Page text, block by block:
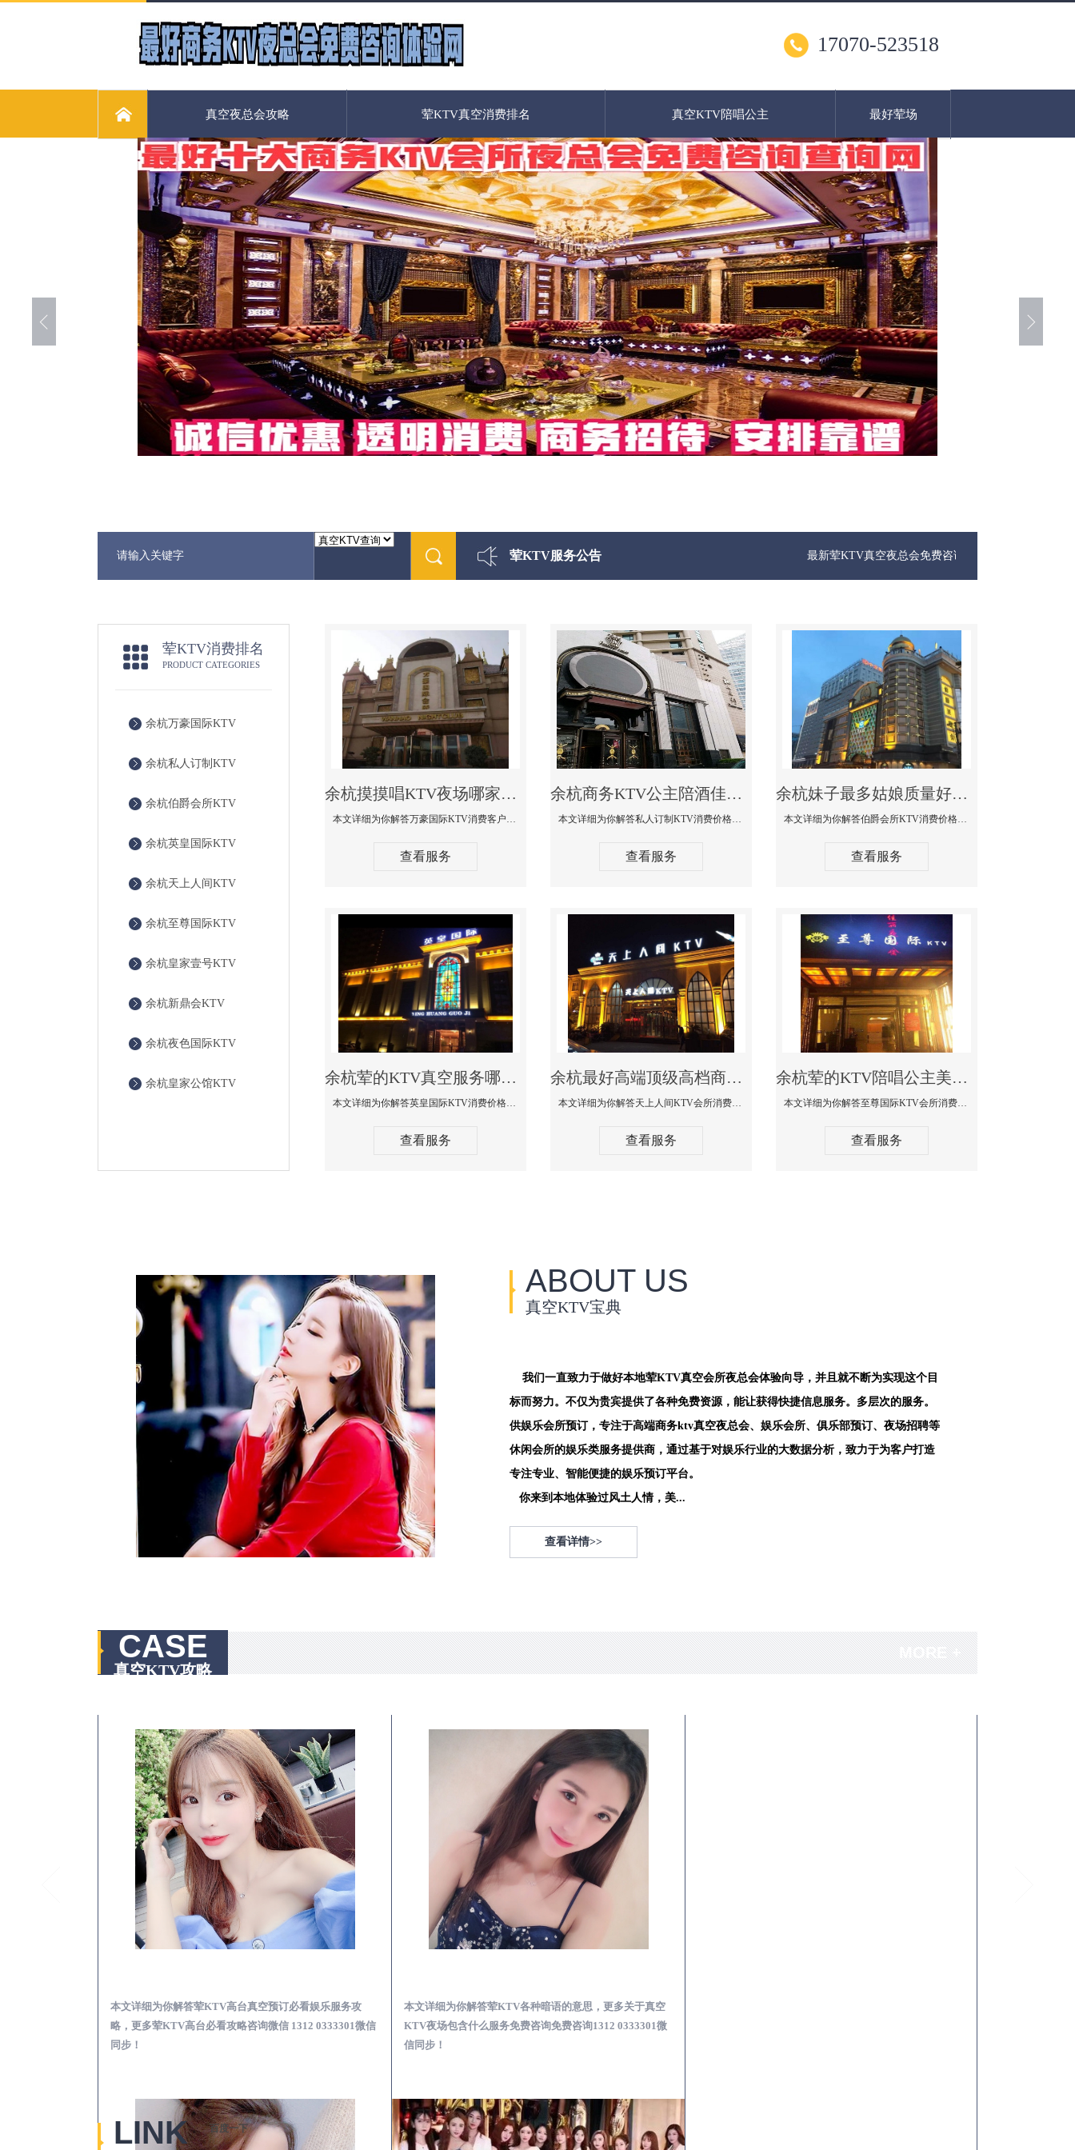
17070-523518
真空夜总会攻略 荤KTV真空消费排名 真空KTV陪唱公主 最好荤场
荤KTV服务公告 最新荤KTV真空夜总会免费咨询1312 0333301微信同步！
荤KTV消费排名
PRODUCT CATEGORIES
余杭万豪国际KTV
余杭私人订制KTV
余杭伯爵会所KTV
余杭英皇国际KTV
余杭天上人间KTV
余杭至尊国际KTV
余杭皇家壹号KTV
余杭新鼎会KTV
余杭夜色国际KTV
余杭皇家公馆KTV
余杭摸摸唱KTV夜场哪家好玩开放-万豪国际KTV消费客户点评
本文详细为你解答万豪国际KTV消费客户点评，更多关于摸摸唱KTV夜场哪家好玩开放咨询1312 0333301微信同步！
查看服务
余杭商务KTV公主陪酒佳丽漂亮哪家多-私人订制KTV消费价格口碑点评
本文详细为你解答私人订制KTV消费价格口碑点评，更多关于商务KTV公主陪酒佳丽漂亮哪家多免费咨询1312 0333301微信同步！
查看服务
余杭妹子最多姑娘质量好的真空夜总会KTV-伯爵会所KTV消费点评
本文详细为你解答伯爵会所KTV消费价格点评，更多关于妹子最多姑娘质量好的真空夜总会KTV免费咨询1312 0333301微信同步！
查看服务
余杭荤的KTV真空服务哪家好-英皇国际KTV消费价格口碑点评
本文详细为你解答英皇国际KTV消费价格点评，更多关于荤的KTV真空服务哪家好免费咨询1312 0333301微信同步！
查看服务
余杭最好高端顶级高档商务KTV夜总会-天上人间KTV消费点评
本文详细为你解答天上人间KTV会所消费价格点评，更多关于最好高端顶级高档商务KTV夜总会免费咨询1312 0333301微信同步！
查看服务
余杭荤的KTV陪唱公主美女哪家最多-至尊国际KTV会所消费价格
本文详细为你解答至尊国际KTV会所消费价格点评，更多关于荤的KTV陪唱公主美女哪家最多免费咨询1312 0333301微信同步！
查看服务
ABOUT US
真空KTV宝典
我们一直致力于做好本地荤KTV真空会所夜总会体验向导，并且就不断为实现这个目
标而努力。不仅为贵宾提供了各种免费资源，能让获得快捷信息服务。多层次的服务。
供娱乐会所预订，专注于高端商务ktv真空夜总会、娱乐会所、俱乐部预订、夜场招聘等
休闲会所的娱乐类服务提供商，通过基于对娱乐行业的大数据分析，致力于为客户打造
专注专业、智能便捷的娱乐预订平台。
你来到本地体验过风土人情，美...
查看详情>>
CASE
真空KTV攻略
本文详细为你解答荤KTV高台真空预订必看娱乐服务攻
略，更多荤KTV高台必看攻略咨询微信 1312 0333301微信
同步！
本文详细为你解答荤KTV各种暗语的意思，更多关于真空
KTV夜场包含什么服务免费咨询免费咨询1312 0333301微
信同步！
LINK 百度一下